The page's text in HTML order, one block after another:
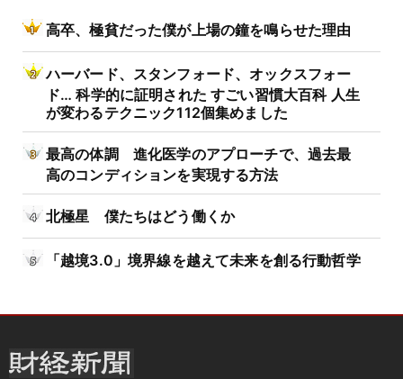
高卒、極貧だった僕が上場の鐘を鳴らせた理由
ハーバード、スタンフォード、オックスフォー
ド… 科学的に証明された すごい習慣大百科 人生
が変わるテクニック112個集めました
最高の体調 進化医学のアプローチで、過去最
高のコンディションを実現する方法
北極星 僕たちはどう働くか
「越境3.0」境界線を越えて未来を創る行動哲学